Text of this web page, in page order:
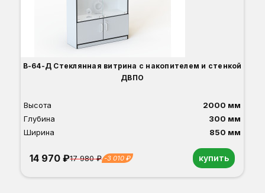
В-64-Д Стеклянная витрина с накопителем и стенкой
ДВПО
Высота
2000 мм
Глубина
300 мм
Ширина
850 мм
14 970 ₽17 980 ₽ -3 010 ₽ купить